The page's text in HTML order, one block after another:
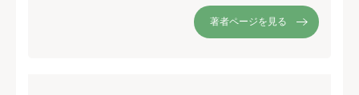
著者ページを見る